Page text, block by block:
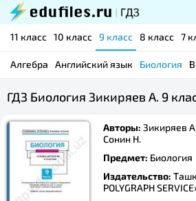
11 класс 10 класс 9 класс 8 класс 7
Алгебра Английский язык Биология
ГДЗ Биология Зикиряев А. 9
Авторы: Зикиряев
Сонин Н.
Предмет: Биология
Издательство:
POLYGRAPH